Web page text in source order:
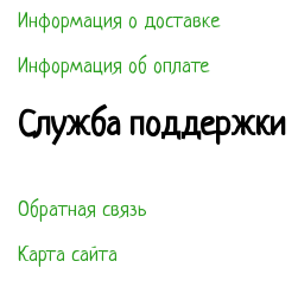
Информация о доставке
Информация об оплате
Служба поддержки
Обратная связь
Карта сайта